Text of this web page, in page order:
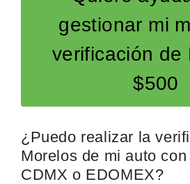
gestionar mi
verificación de
$500
¿Puedo realizar la
Morelos de mi auto
CDMX o EDOMEX?